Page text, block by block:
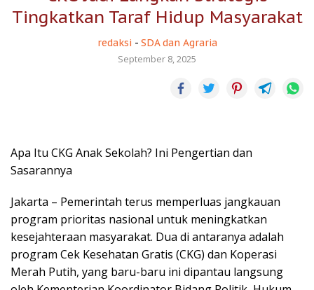
Tingkatkan Taraf Hidup Masyarakat
redaksi - SDA dan Agraria
September 8, 2025
Apa Itu CKG Anak Sekolah? Ini Pengertian dan
Sasarannya
Jakarta – Pemerintah terus memperluas jangkauan
program prioritas nasional untuk meningkatkan
kesejahteraan masyarakat. Dua di antaranya adalah
program Cek Kesehatan Gratis (CKG) dan Koperasi
Merah Putih, yang baru-baru ini dipantau langsung